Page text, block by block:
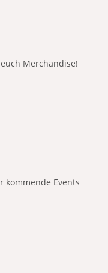
Merchandise!
kommende Events